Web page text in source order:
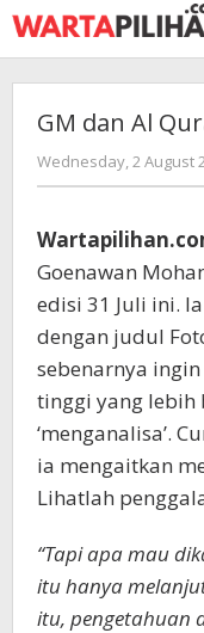
Skip
to
content
GM dan Al
Wednesday, 2 August
Goenawan
edisi 31 Juli ini.
dengan judul
sebenarnya
tinggi yang lebih
‘menganalisa’.
ia mengaitkan
Lihatlah
“Tapi apa mau
itu hanya
itu, pengetahuan